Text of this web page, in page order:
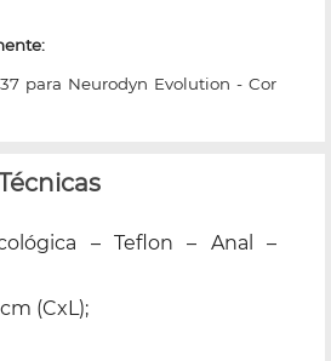
para Neurodyn Evolution - Cor
– Teflon – Anal –
(CxL);